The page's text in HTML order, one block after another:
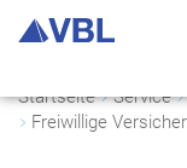
Startseite Service
Freiwillige